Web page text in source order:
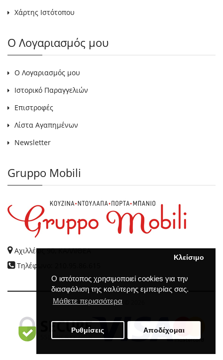
Ο ιστότοπος χρησιμοποιεί cookies για την
διασφάλιση της καλύτερης εμπειρίας σας.
Μάθετε περισσότερα
Κλείσιμο
Ρυθμίσεις Αποδέχομαι
Χάρτης Ιστότοπου
Ο Λογαριασμός μου
Ο Λογαριασμός μου
Ιστορικό Παραγγελιών
Επιστροφές
Λίστα Αγαπημένων
Newsletter
Gruppo Mobili
Αχιλλέως 90, ΚΑΛΛΙΘΕΑ
Τηλέφωνο: 210.95.86.615
GRUPPO MOBILI